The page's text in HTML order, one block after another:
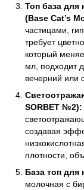
Топ база для
(Base Cat’s
частицами,
требует
который
мл, подходит
вечерний или
SORBET №2):
создавая
плотности,
База топ для
молочная с